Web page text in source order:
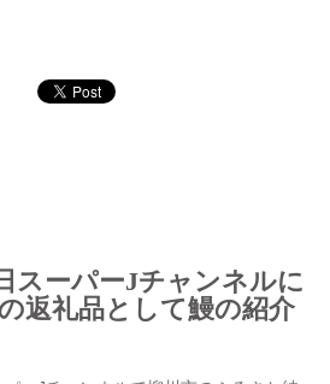
スーパーJチャンネルに
返礼品として鰻の紹介